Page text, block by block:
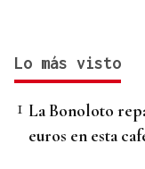
Lo más visto
La Bonoloto
euros en esta